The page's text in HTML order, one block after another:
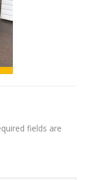
fields are